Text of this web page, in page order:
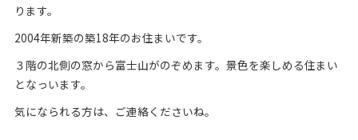
ります。
2004年新築の築18年のお住まいです。
３階の北側の窓から富士山がのぞめます。景色を楽しめる住まい
となっいます。
気になられる方は、ご連絡くださいね。